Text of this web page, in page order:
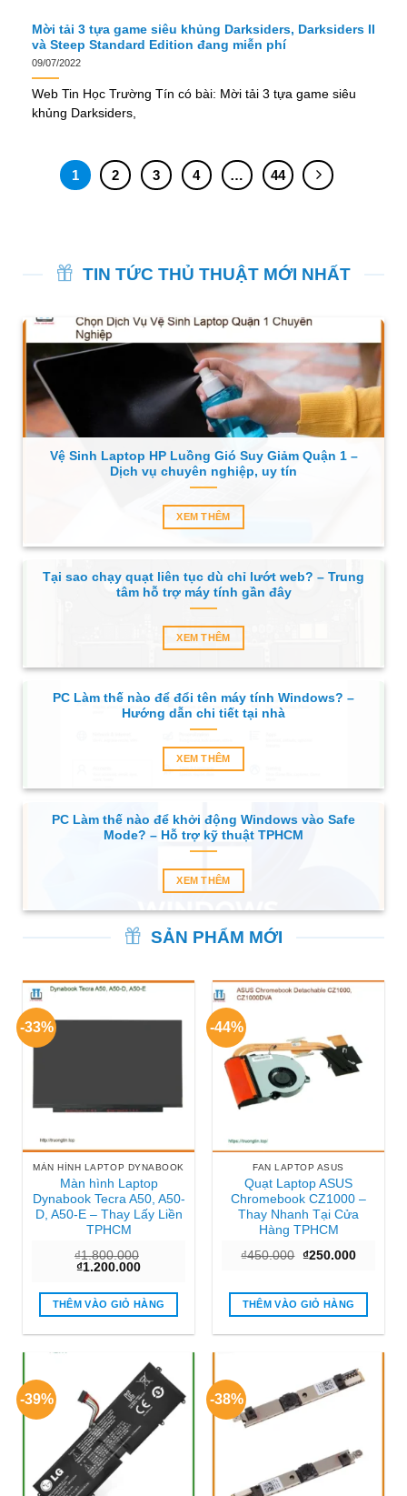
Mời tải 3 tựa game siêu khủng Darksiders, Darksiders II
và Steep Standard Edition đang miễn phí
09/07/2022
Web Tin Học Trường Tín có bài: Mời tải 3 tựa game siêu
khủng Darksiders,
1 2 3 4 … 44
TIN TỨC THỦ THUẬT MỚI NHẤT
Vệ Sinh Laptop HP Luồng Gió Suy Giảm Quận 1 –
Dịch vụ chuyên nghiệp, uy tín
XEM THÊM
Tại sao chạy quạt liên tục dù chỉ lướt web? – Trung
tâm hỗ trợ máy tính gần đây
XEM THÊM
PC Làm thế nào để đổi tên máy tính Windows? –
Hướng dẫn chi tiết tại nhà
XEM THÊM
PC Làm thế nào để khởi động Windows vào Safe
Mode? – Hỗ trợ kỹ thuật TPHCM
XEM THÊM
SẢN PHẨM MỚI
-33%
MÀN HÌNH LAPTOP DYNABOOK
Màn hình Laptop
Dynabook Tecra A50, A50-
D, A50-E – Thay Lấy Liền
TPHCM
₫1.800.000
Giá
là:
₫1.800.000.
₫1.200.000Giá
tại
là:
₫1.200.000.
THÊM VÀO GIỎ HÀNG
-44%
FAN LAPTOP ASUS
Quạt Laptop ASUS
Chromebook CZ1000 –
Thay Nhanh Tại Cửa
Hàng TPHCM
₫450.000 Giá
₫450.000.
₫250.000Giá
là:
THÊM VÀO GIỎ HÀNG
-39% -38%